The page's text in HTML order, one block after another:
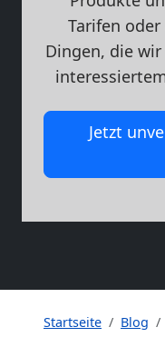
Tarifen
Dingen, die
Jetzt
Startseite Blog